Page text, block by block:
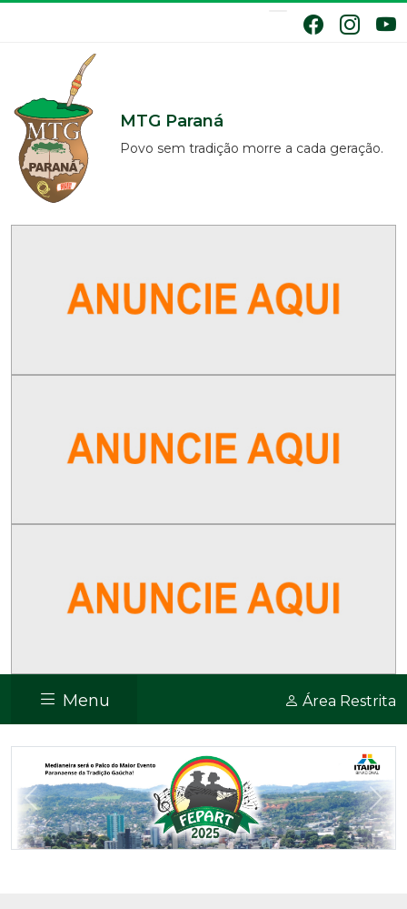
MTG Paraná
Povo sem tradição morre a cada geração.
Menu Área Restrita
Previous